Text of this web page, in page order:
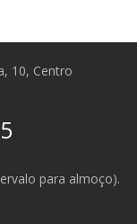
10, Centro
para almoço).